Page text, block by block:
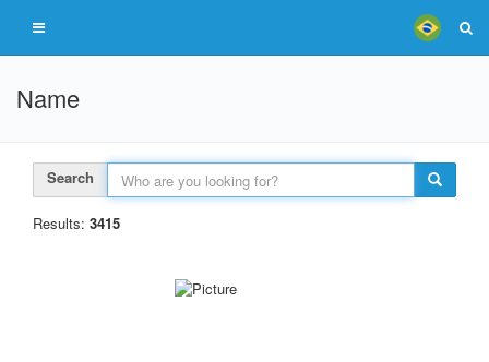
Name
Search
Results: 3415